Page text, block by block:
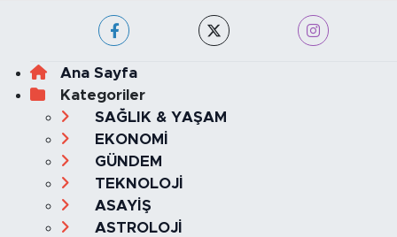
Ana Sayfa
Kategoriler
SAĞLIK & YAŞAM
EKONOMİ
GÜNDEM
TEKNOLOJİ
ASAYİŞ
ASTROLOJİ